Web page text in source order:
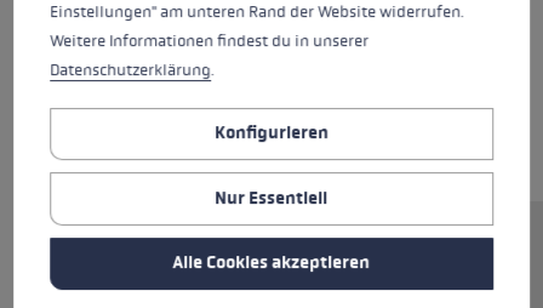
Die Weltcup Variante. Der Worldcup Pro bietet
perfekten Schutz im Stangenwald bei einem
Einstellungen" am unteren Rand der Website widerrufen.
Weitere Informationen findest du in unserer
Datenschutzerklärung.
Konfigurieren
Nur Essentiell
Alle Cookies akzeptieren